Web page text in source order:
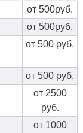
от 500руб.
от 500руб.
от 500 руб.
от 500 руб.
от 2500
руб.
от 1000